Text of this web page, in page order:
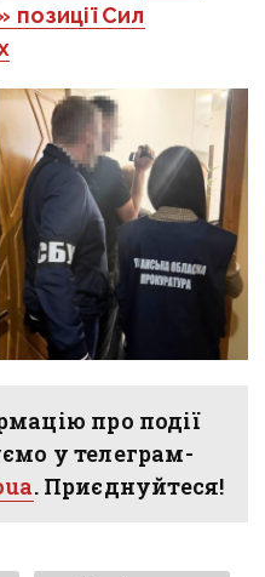
позиції Сил
про події
у телеграм-
. Приєднуйтеся!